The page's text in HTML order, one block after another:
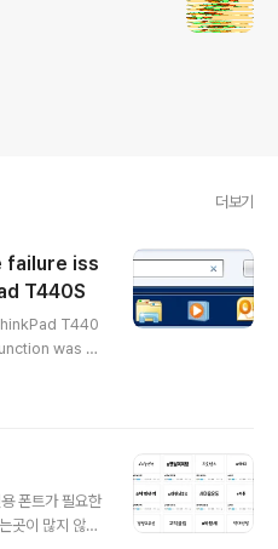
더보기
failure iss
T440S
T440
was no
solution to fi
working no
2. Right clic
폰트가 필요한
곳이 많지 않은